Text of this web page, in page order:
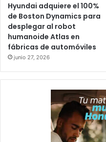
Hyundai adquiere el 100%
de Boston Dynamics para
desplegar al robot
humanoide Atlas en
fábricas de automóviles
junio 27, 2026